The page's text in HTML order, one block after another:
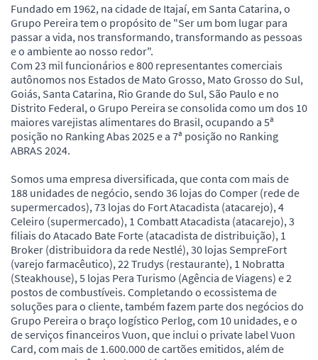
Fundado em 1962, na cidade de Itajaí, em Santa Catarina, o
Grupo Pereira tem o propósito de "Ser um bom lugar para
passar a vida, nos transformando, transformando as pessoas
e o ambiente ao nosso redor".
Com 23 mil funcionários e 800 representantes comerciais
autônomos nos Estados de Mato Grosso, Mato Grosso do Sul,
Goiás, Santa Catarina, Rio Grande do Sul, São Paulo e no
Distrito Federal, o Grupo Pereira se consolida como um dos 10
maiores varejistas alimentares do Brasil, ocupando a 5ª
posição no Ranking Abas 2025 e a 7ª posição no Ranking
ABRAS 2024.
Somos uma empresa diversificada, que conta com mais de
188 unidades de negócio, sendo 36 lojas do Comper (rede de
supermercados), 73 lojas do Fort Atacadista (atacarejo), 4
Celeiro (supermercado), 1 Combatt Atacadista (atacarejo), 3
filiais do Atacado Bate Forte (atacadista de distribuição), 1
Broker (distribuidora da rede Nestlé), 30 lojas SempreFort
(varejo farmacêutico), 22 Trudys (restaurante), 1 Nobratta
(Steakhouse), 5 lojas Pera Turismo (Agência de Viagens) e 2
postos de combustíveis. Completando o ecossistema de
soluções para o cliente, também fazem parte dos negócios do
Grupo Pereira o braço logístico Perlog, com 10 unidades, e o
de serviços financeiros Vuon, que inclui o private label Vuon
Card, com mais de 1.600.000 de cartões emitidos, além de